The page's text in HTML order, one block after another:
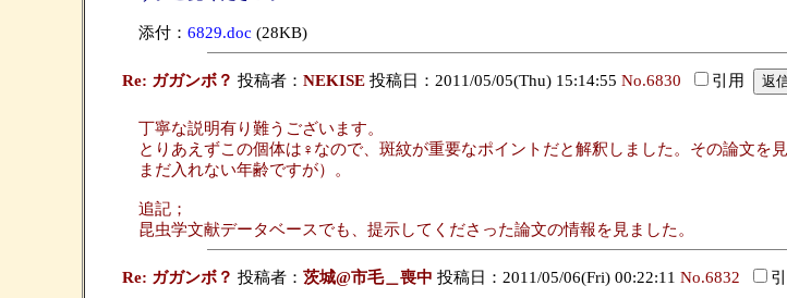
添付： 6829.doc (28KB)
Re: ガガンボ？ 投稿者： NEKISE投稿日：2011/05/05(Thu) 15:14:55 No.6830 引用
丁寧な説明有り難うございます。
とりあえずこの個体は♀なので、斑紋が重要なポイントだと解釈しました。その論文
まだ入れない年齢ですが）。
追記；
昆虫学文献データベースでも、提示してくださった論文の情報を見ました。
Re: ガガンボ？ 投稿者： 茨城@市毛＿喪中 投稿日：2011/05/06(Fri) 00:22:11 No.6832